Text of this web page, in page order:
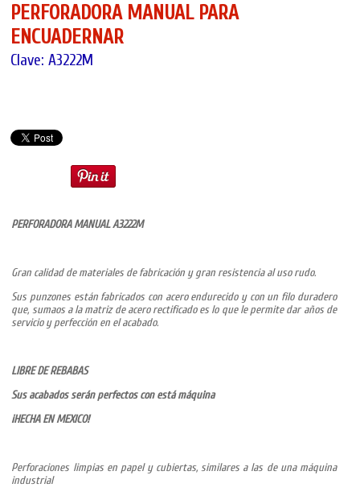
PERFORADORA MANUAL PARA
ENCUADERNAR
Clave: A3222M
PERFORADORA MANUAL A3222M
Gran calidad de materiales de fabricación y gran resistencia al uso rudo.
Sus punzones están fabricados con acero endurecido y con un filo duradero
que, sumaos a la matriz de acero rectificado es lo que le permite dar años de
servicio y perfección en el acabado.
LIBRE DE REBABAS
Sus acabados serán perfectos con está máquina
¡HECHA EN MEXICO!
Perforaciones limpias en papel y cubiertas, similares a las de una máquina
industrial